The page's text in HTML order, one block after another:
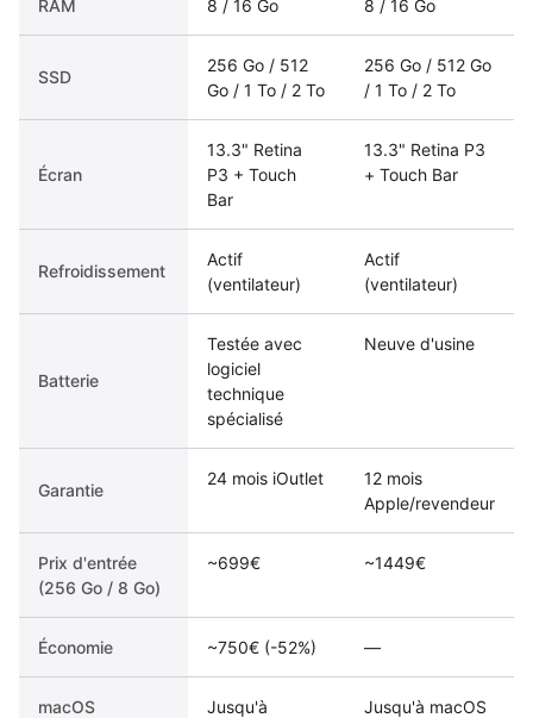
RAM 8 / 16 Go 8 / 16 Go
SSD
256 Go / 512
Go / 1 To / 2 To
256 Go / 512 Go
/ 1 To / 2 To
Écran
13.3" Retina
P3 + Touch
Bar
13.3" Retina P3
+ Touch Bar
Refroidissement
Actif
(ventilateur)
Actif
(ventilateur)
Batterie
Testée avec
logiciel
technique
spécialisé
Neuve d'usine
Garantie
24 mois iOutlet
12 mois
Apple/revendeur
Prix d'entrée
(256 Go / 8 Go)
~699€ ~1449€
Économie ~750€ (-52%) —
macOS
Jusqu'à
Jusqu'à macOS